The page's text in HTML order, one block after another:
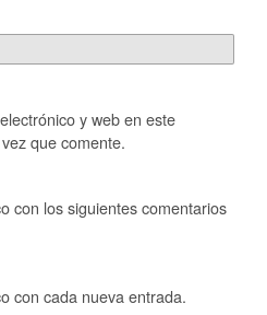
y web en este
que comente.
con los siguientes comentarios
con cada nueva entrada.